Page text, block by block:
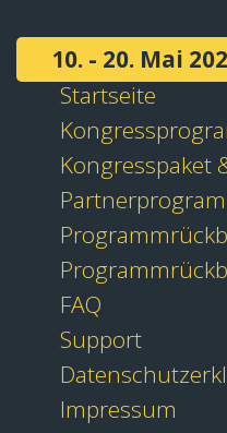
10. - 20. Mai
Startseite
Kongresspaket
FAQ
Support
Impressum